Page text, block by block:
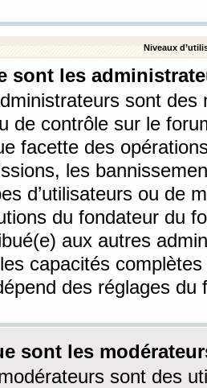
Niveaux
sont les
sont
de contrôle sur le
facette des
les
d’utilisateurs ou de
du fondateur du
aux autres
capacités
des réglages du
sont les
sont des